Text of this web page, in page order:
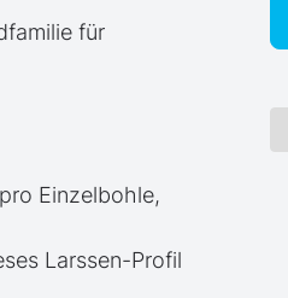
für
Einzelbohle,
Larssen-Profil